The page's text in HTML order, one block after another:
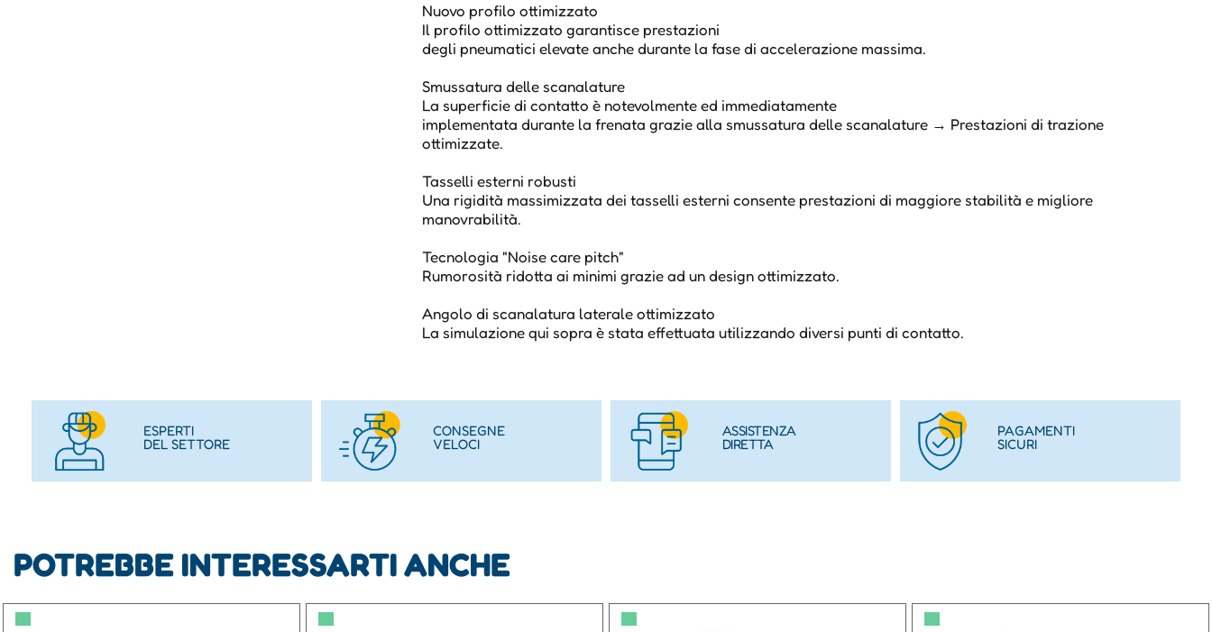
Nuovo profilo ottimizzato
Il profilo ottimizzato garantisce prestazioni
degli pneumatici elevate anche durante la fase di accelerazione massima.
Smussatura delle scanalature
La superficie di contatto è notevolmente ed immediatamente
implementata durante la frenata grazie alla smussatura delle scanalature → Prestazioni di trazione
ottimizzate.
Tasselli esterni robusti
Una rigidità massimizzata dei tasselli esterni consente prestazioni di maggiore stabilità e migliore
manovrabilità.
Tecnologia "Noise care pitch"
Rumorosità ridotta ai minimi grazie ad un design ottimizzato.
Angolo di scanalatura laterale ottimizzato
La simulazione qui sopra è stata effettuata utilizzando diversi punti di contatto.
ESPERTI
DEL SETTORE
CONSEGNE
VELOCI
ASSISTENZA
DIRETTA
PAGAMENTI
SICURI
POTREBBE INTERESSARTI ANCHE
▀ ▀ ▀ ▀